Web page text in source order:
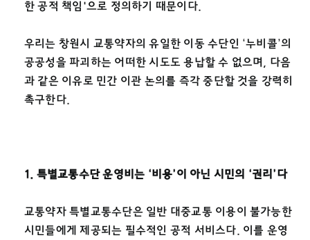
한 공적 책임'으로 정의하기 때문이다.
우리는 창원시 교통약자의 유일한 이동 수단인 ‘누비콜’의
공공성을 파괴하는 어떠한 시도도 용납할 수 없으며, 다음
과 같은 이유로 민간 이관 논의를 즉각 중단할 것을 강력히
촉구한다.
1. 특별교통수단 운영비는 ‘비용’이 아닌 시민의 ‘권리 ’다
교통약자 특별교통수단은 일반 대중교통 이용이 불가능한
시민들에게 제공되는 필수적인 공적 서비스다. 이를 운영